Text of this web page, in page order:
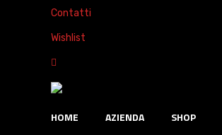
Contatti
Wishlist
HOME AZIENDA SHOP